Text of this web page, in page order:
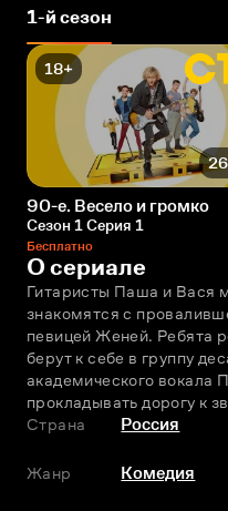
1-й сезон
18+
90-е. Весело и громко
Сезон 1 Серия 1
Бесплатно
О сериале
Гитаристы Паша и Вася
знакомятся с
певицей Женей. Ребята
берут к себе в группу
академического вокала
прокладывать дорогу к
Страна
Россия
Жанр Комедия